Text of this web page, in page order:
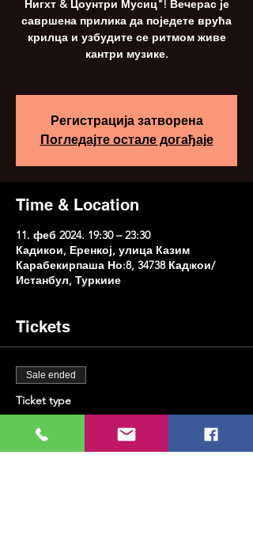
Нигхт & Цоунтри Мусиц"! Вечерас је
савршена прилика да поједете врућа
крилца и узбудите се ритмом живе
кантри музике.
Регистрација затворена
Погледајте остале догађаје
Time & Location
11. феб 2024. 19:30 – 23:30
Кадикои, Еренкој, улица Казим
Карабекирпаша Но:8, 34738 Кадıкои/
Истанбул, Туркиие
Tickets
Sale ended
Ticket type
Винг Нигхт
Price